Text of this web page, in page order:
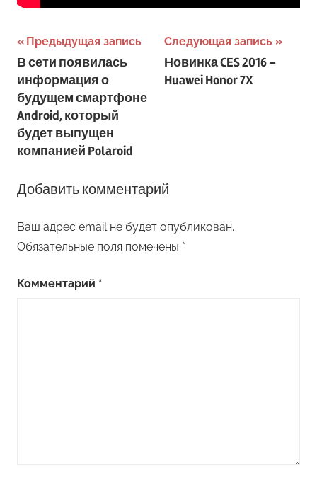
Навигация
по
записям
Предыдущая запись
В сети появилась
информация о
будущем смартфоне
Android, который
будет выпущен
компанией Polaroid
Следующая запись
Новинка CES 2016 –
Huawei Honor 7X
Добавить комментарий
Ваш адрес email не будет опубликован.
Обязательные поля помечены *
Комментарий *